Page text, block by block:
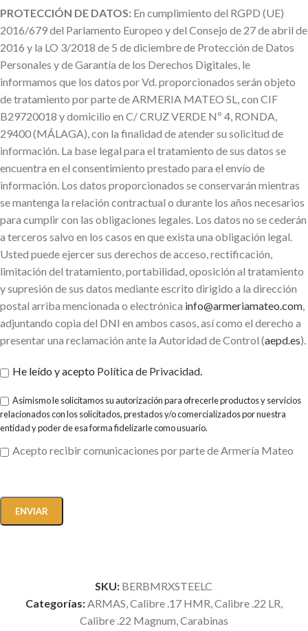
PROTECCIÓN DE DATOS: En cumplimiento del RGPD (UE)
2016/679 del Parlamento Europeo y del Consejo de 27 de abril de
2016 y la LO 3/2018 de 5 de diciembre de Protección de Datos
Personales y de Garantía de los Derechos Digitales, le
informamos que los datos por Vd. proporcionados serán objeto
de tratamiento por parte de ARMERIA MATEO SL, con CIF
B29720018 y domicilio en C/ CRUZ VERDE Nº 4, RONDA,
29400 (MÁLAGA), con la finalidad de atender su solicitud de
información. La base legal para el tratamiento de sus datos se
encuentra en el consentimiento prestado para el envío de
información. Los datos proporcionados se conservarán mientras
se mantenga la relación contractual o durante los años necesarios
para cumplir con las obligaciones legales. Los datos no se cederán
a terceros salvo en los casos en que exista una obligación legal.
Usted puede ejercer sus derechos de acceso, rectificación,
limitación del tratamiento, portabilidad, oposición al tratamiento
y supresión de sus datos mediante escrito dirigido a la dirección
postal arriba mencionada o electrónica info@armeriamateo.com,
adjuntando copia del DNI en ambos casos, así como el derecho a
presentar una reclamación ante la Autoridad de Control (aepd.es).
He leído y acepto Política de Privacidad.
Asimismo le solicitamos su autorización para ofrecerle productos y servicios
relacionados con los solicitados, prestados y/o comercializados por nuestra
entidad y poder de esa forma fidelizarle como usuario.
Acepto recibir comunicaciones por parte de Armería Mateo
SKU: BERBMRXSTEELC
Categorías:ARMAS,Calibre .17 HMR,Calibre .22 LR,
Calibre .22 Magnum,Carabinas